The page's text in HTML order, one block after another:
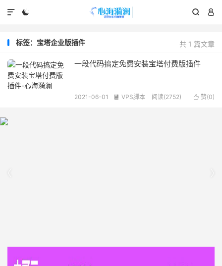
  

共 1 篇文章
标签：宝塔企业版插件
一段代码搞定免费安装宝塔付费版插件
 赞(0)
2021-06-01  VPS脚本 阅读(2752)